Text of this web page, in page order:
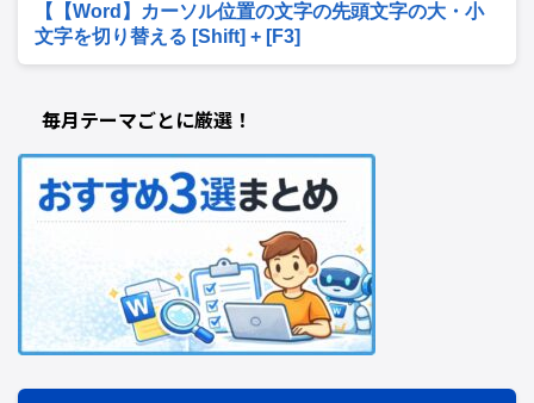
【【Word】カーソル位置の文字の先頭文字の大・小
文字を切り替える [Shift] + [F3]
毎月テーマごとに厳選！